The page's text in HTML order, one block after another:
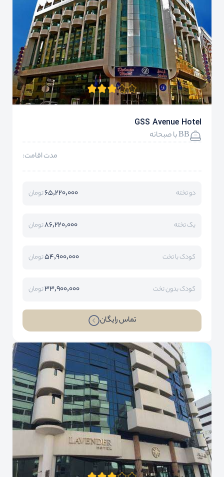
GSS Avenue Hotel
BB با صبحانه
مدت اقامت:
دو تخته 65,220,000تومان
یک تخته 86,220,000تومان
کودک با تخت 54,900,000تومان
کودک بدون تخت 33,900,000تومان
تماس رایگان